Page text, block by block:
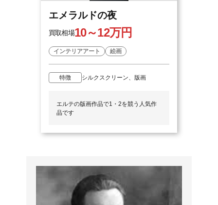
エメラルドの夜
買取相場10～12万円
インテリアアート 絵画
特徴 シルクスクリーン、版画
エルテの版画作品で1・2を競う人気作
品です